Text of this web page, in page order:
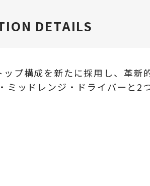
DETAILS
構成を新たに採用し、革新
ッドレンジ・ドライバーと